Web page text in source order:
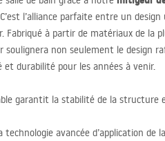
l’alliance parfaite entre un
à partir de matériaux de la
soulignera non seulement le design
durabilité pour les années à venir.
garantit la stabilité de la structure
technologie avancée d’application de